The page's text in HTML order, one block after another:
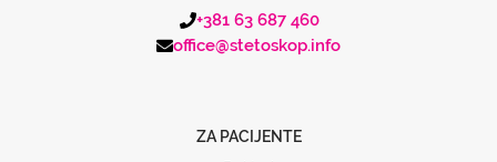
+381 63 687 460
office@stetoskop.info
ZA PACIJENTE